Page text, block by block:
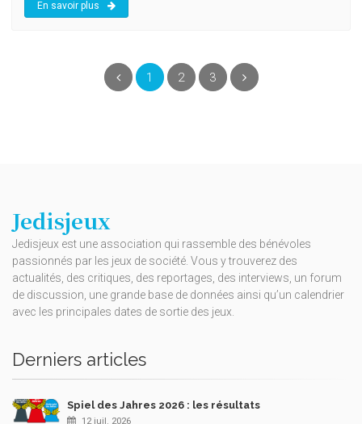
En savoir plus
Précédent
1 (current)
2 3 Suivant
Jedisjeux
Jedisjeux est une association qui rassemble des bénévoles
passionnés par les jeux de société. Vous y trouverez des
actualités, des critiques, des reportages, des interviews, un forum
de discussion, une grande base de données ainsi qu’un calendrier
avec les principales dates de sortie des jeux.
Derniers articles
Spiel des Jahres 2026 : les résultats
12 juil. 2026